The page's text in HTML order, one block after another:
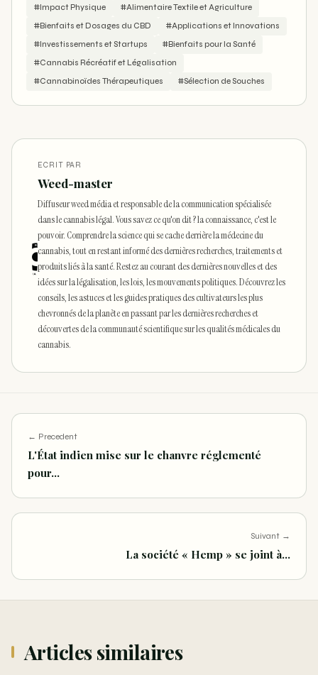
#Impact Physique
#Alimentaire Textile et Agriculture
#Bienfaits et Dosages du CBD
#Applications et Innovations
#Investissements et Startups
#Bienfaits pour la Santé
#Cannabis Récréatif et Légalisation
#Cannabinoïdes Thérapeutiques
#Sélection de Souches
ECRIT PAR
Weed-master
Diffuseur weed média et responsable de la communication spécialisée
dans le cannabis légal. Vous savez ce qu'on dit ? la connaissance, c'est le
pouvoir. Comprendre la science qui se cache derrière la médecine du
cannabis, tout en restant informé des dernières recherches, traitements et
produits liés à la santé. Restez au courant des dernières nouvelles et des
idées sur la légalisation, les lois, les mouvements politiques. Découvrez les
conseils, les astuces et les guides pratiques des cultivateurs les plus
chevronnés de la planète en passant par les dernières recherches et
découvertes de la communauté scientifique sur les qualités médicales du
cannabis.
← Precedent
L'État indien mise sur le chanvre réglementé
pour…
Suivant →
La société « Hemp » se joint à…
Articles similaires